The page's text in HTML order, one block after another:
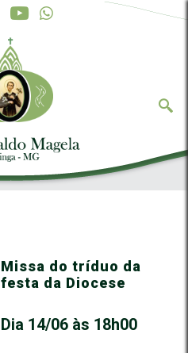
Missa do tríduo da
festa da Diocese
Dia 14/06 às 18h00